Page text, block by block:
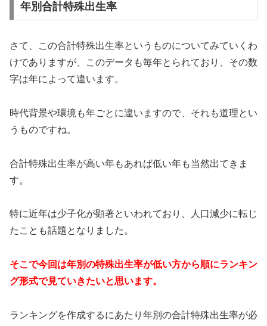
年別合計特殊出生率
さて、この合計特殊出生率というものについてみていくわ
けでありますが、このデータも毎年とられており、その数
字は年によって違います。
時代背景や環境も年ごとに違いますので、それも道理とい
うものですね。
合計特殊出生率が高い年もあれば低い年も当然出てきま
す。
特に近年は少子化が顕著といわれており、人口減少に転じ
たことも話題となりました。
そこで今回は年別の特殊出生率が低い方から順にランキン
グ形式で見ていきたいと思います。
ランキングを作成するにあたり年別の合計特殊出生率が必